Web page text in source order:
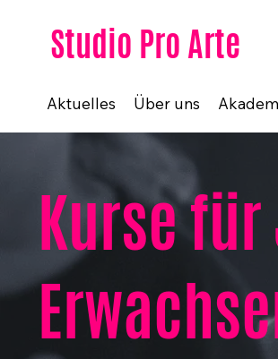
Studio Pro Arte
Aktuelles Über uns
Kurse